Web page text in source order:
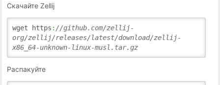
Скачайте Zellij
wget https : //github.com/zellij-
org/zellij/releases/latest/download/zellij-
x86_64-unknown-linux-musl.tar.gz
Распакуйте